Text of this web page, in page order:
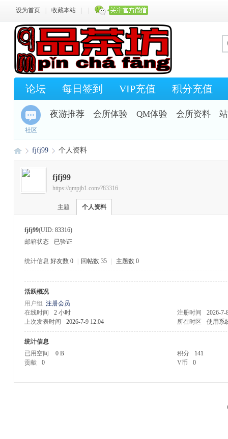
设为首页 收藏本站
论坛 每日签到 VIP充值 积分充值
社区
夜游推荐 会所体验 QM体验 会所资料
›
fjfj99 个人资料
fjfj99
https://qmpjb1.com/?83316
主题 个人资料
fjfj99(UID: 83316)
邮箱状态
已验证
统计信息 好友数 0 回帖数 35 主题数 0
活跃概况
用户组 注册会员
在线时间
2 小时 注册时间
2026-7-
上次发表时间
2026-7-9 12:04 所在时区 使用系
统计信息
已用空间
0 B 积分
141
贡献
0 V币 0